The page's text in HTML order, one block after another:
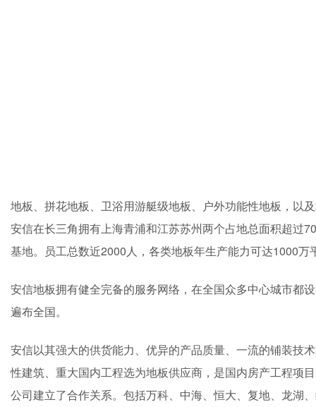
地板、拼花地板、卫浴用游艇级地板、户外功能性地板，以
安信在长三角拥有上海青浦和江苏苏州两个占地总面积超过
基地。员工总数近2000人，各类地板年生产能力可达1000万
安信地板拥有健全完备的服务网络，在全国众多中心城市都
遍布全国。
安信以其强大的供货能力、优异的产品质量、一流的铺装技
性建筑、重大国内工程选为地板供应商，是国内房产工程项
公司建立了合作关系。包括万科、中海、恒大、复地、龙湖